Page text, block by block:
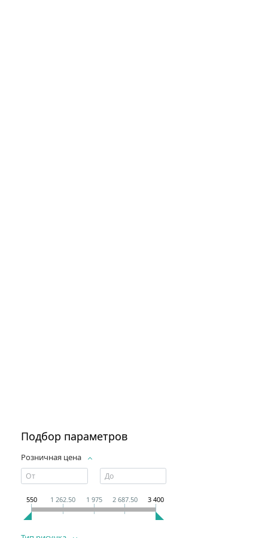
Подбор параметров
Розничная цена
550 1 262.50 1 975 2 687.50 3 400